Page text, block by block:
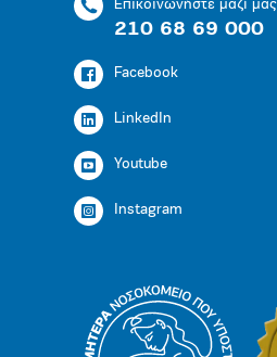
Επικοινωνήστε μαζί μας
210 68 69 000
Facebook
LinkedIn
Youtube
Instagram